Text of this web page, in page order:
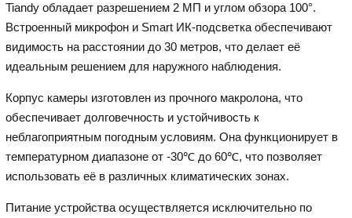
Tiandy обладает разрешением 2 МП и углом обзора 100°.
Встроенный микрофон и Smart ИК-подсветка обеспечивают
видимость на расстоянии до 30 метров, что делает её
идеальным решением для наружного наблюдения.
Корпус камеры изготовлен из прочного макролона, что
обеспечивает долговечность и устойчивость к
неблагоприятным погодным условиям. Она функционирует в
температурном диапазоне от -30℃ до 60℃, что позволяет
использовать её в различных климатических зонах.
Питание устройства осуществляется исключительно по